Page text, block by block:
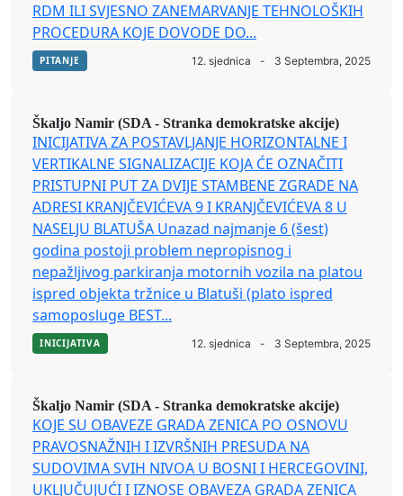
RDM ILI SVJESNO ZANEMARVANJE TEHNOLOŠKIH
PROCEDURA KOJE DOVODE DO...
PITANJE 12. sjednica - 3 Septembra, 2025
Škaljo Namir (SDA - Stranka demokratske akcije)
INICIJATIVA ZA POSTAVLJANJE HORIZONTALNE I
VERTIKALNE SIGNALIZACIJE KOJA ĆE OZNAČITI
PRISTUPNI PUT ZA DVIJE STAMBENE ZGRADE NA
ADRESI KRANJČEVIĆEVA 9 I KRANJČEVIĆEVA 8 U
NASELJU BLATUŠA Unazad najmanje 6 (šest)
godina postoji problem nepropisnog i
nepažljivog parkiranja motornih vozila na platou
ispred objekta tržnice u Blatuši (plato ispred
samoposluge BEST...
INICIJATIVA 12. sjednica - 3 Septembra, 2025
Škaljo Namir (SDA - Stranka demokratske akcije)
KOJE SU OBAVEZE GRADA ZENICA PO OSNOVU
PRAVOSNAŽNIH I IZVRŠNIH PRESUDA NA
SUDOVIMA SVIH NIVOA U BOSNI I HERCEGOVINI,
UKLJUČUJUĆI I IZNOSE OBAVEZA GRADA ZENICA